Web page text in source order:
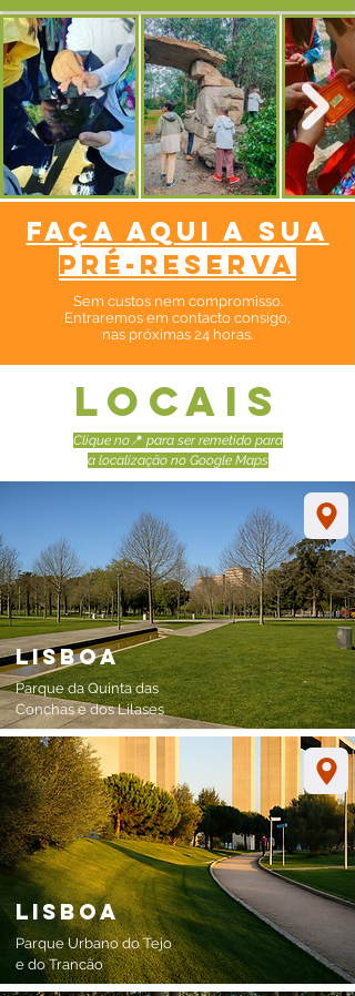
faça aqui a sua
pré-reserva
Sem custos nem compromisso.​
Entraremos em contacto consigo,
nas próximas 24 horas.
LOCAIS
Clique no📍 para ser remetido para
a localização no Google Maps
Lisboa
Parque da Quinta das
Conchas e dos Lilases
lisboa
Parque Urbano do Tejo
e do Trancão